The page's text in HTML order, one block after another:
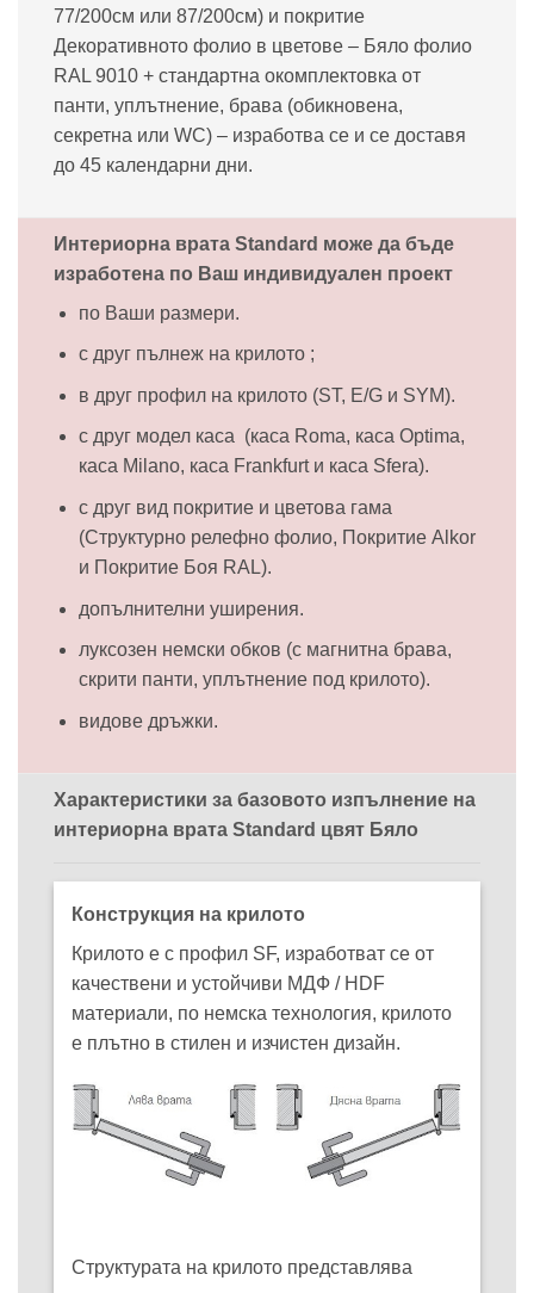
77/200см или 87/200см) и покритие
Декоративното фолио в цветове – Бяло фолио
RAL 9010 + стандартна окомплектовка от
панти, уплътнение, брава (обикновена,
секретна или WC) – изработва се и се доставя
до 45 календарни дни.
Интериорна врата Standard може да бъде
изработена по Ваш индивидуален проект
по Ваши размери.
с друг пълнеж на крилото ;
в друг профил на крилото (ST, E/G и SYM).
с друг модел каса (каса Roma, каса Optima,
каса Milano, каса Frankfurt и каса Sfera).
с друг вид покритие и цветова гама
(Структурно релефно фолио, Покритие Alkor
и Покритие Боя RAL).
допълнителни уширения.
луксозен немски обков (с магнитна брава,
скрити панти, уплътнение под крилото).
видове дръжки.
Характеристики за базовото изпълнение на
интериорна врата Standard цвят Бяло
Конструкция на крилото
Крилото е с профил SF, изработват се от
качествени и устойчиви МДФ / HDF
материали, по немска технология, крилото
е плътно в стилен и изчистен дизайн.
Структурата на крилото представлява